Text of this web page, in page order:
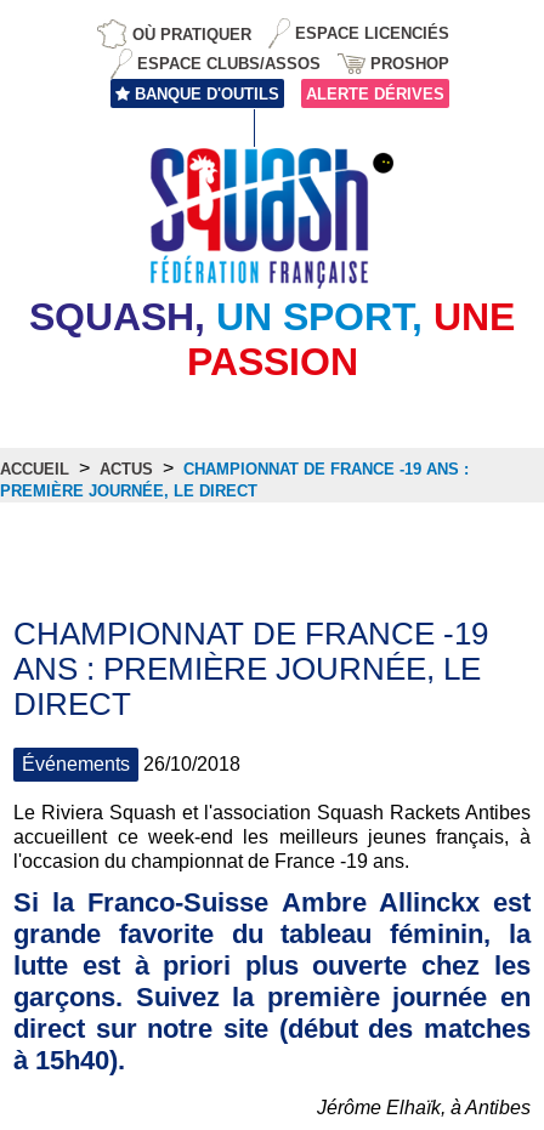
OÙ PRATIQUER
ESPACE LICENCIÉS
ESPACE CLUBS/ASSOS
PROSHOP
BANQUE D'OUTILS
ALERTE DÉRIVES
SQUASH, UN SPORT, UNE
PASSION
ACCUEIL > ACTUS > CHAMPIONNAT DE FRANCE -19 ANS :
PREMIÈRE JOURNÉE, LE DIRECT
CHAMPIONNAT DE FRANCE -19
ANS : PREMIÈRE JOURNÉE, LE
DIRECT
Événements 26/10/2018
Le Riviera Squash et l'association Squash Rackets Antibes
accueillent ce week-end les meilleurs jeunes français, à
l'occasion du championnat de France -19 ans.
Si la Franco-Suisse Ambre Allinckx est
grande favorite du tableau féminin, la
lutte est à priori plus ouverte chez les
garçons. Suivez la première journée en
direct sur notre site (début des matches
à 15h40).
Jérôme Elhaïk, à Antibes